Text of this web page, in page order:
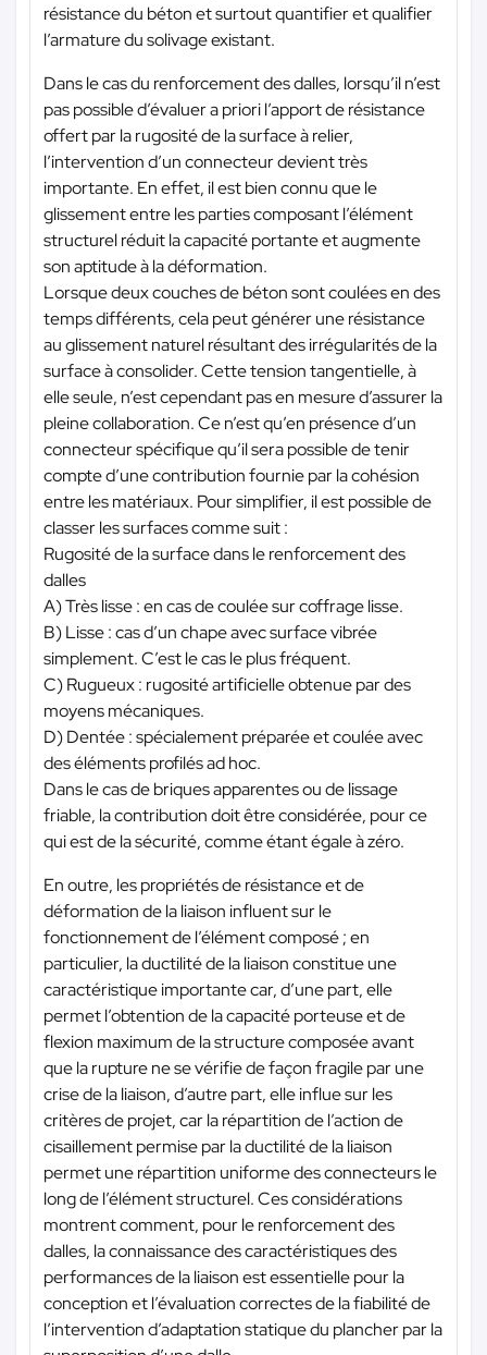
résistance du béton et surtout quantifier et qualifier
l’armature du solivage existant.
Dans le cas du renforcement des dalles, lorsqu’il n’est
pas possible d’évaluer a priori l’apport de résistance
offert par la rugosité de la surface à relier,
l’intervention d’un connecteur devient très
importante. En effet, il est bien connu que le
glissement entre les parties composant l’élément
structurel réduit la capacité portante et augmente
son aptitude à la déformation.
Lorsque deux couches de béton sont coulées en des
temps différents, cela peut générer une résistance
au glissement naturel résultant des irrégularités de la
surface à consolider. Cette tension tangentielle, à
elle seule, n’est cependant pas en mesure d’assurer la
pleine collaboration. Ce n’est qu’en présence d’un
connecteur spécifique qu’il sera possible de tenir
compte d’une contribution fournie par la cohésion
entre les matériaux. Pour simplifier, il est possible de
classer les surfaces comme suit :
Rugosité de la surface dans le renforcement des
dalles
A) Très lisse : en cas de coulée sur coffrage lisse.
B) Lisse : cas d’un chape avec surface vibrée
simplement. C’est le cas le plus fréquent.
C) Rugueux : rugosité artificielle obtenue par des
moyens mécaniques.
D) Dentée : spécialement préparée et coulée avec
des éléments profilés ad hoc.
Dans le cas de briques apparentes ou de lissage
friable, la contribution doit être considérée, pour ce
qui est de la sécurité, comme étant égale à zéro.
En outre, les propriétés de résistance et de
déformation de la liaison influent sur le
fonctionnement de l’élément composé ; en
particulier, la ductilité de la liaison constitue une
caractéristique importante car, d’une part, elle
permet l’obtention de la capacité porteuse et de
flexion maximum de la structure composée avant
que la rupture ne se vérifie de façon fragile par une
crise de la liaison, d’autre part, elle influe sur les
critères de projet, car la répartition de l’action de
cisaillement permise par la ductilité de la liaison
permet une répartition uniforme des connecteurs le
long de l’élément structurel. Ces considérations
montrent comment, pour le renforcement des
dalles, la connaissance des caractéristiques des
performances de la liaison est essentielle pour la
conception et l’évaluation correctes de la fiabilité de
l’intervention d’adaptation statique du plancher par la